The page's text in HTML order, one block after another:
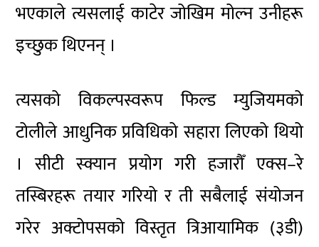
भएकाले त्यसलाई काटेर जोखिम मोल्न उनीहरू
इच्छुक थिएनन् ।
त्यसको विकल्पस्वरूप फिल्ड म्युजियमको
टोलीले आधुनिक प्रविधिको सहारा लिएको थियो
। सीटी स्क्यान प्रयोग गरी हजारौँ एक्स–रे
तस्बिरहरू तयार गरियो र ती सबैलाई संयोजन
गरेर अक्टोपसको विस्तृत त्रिआयामिक (३डी)